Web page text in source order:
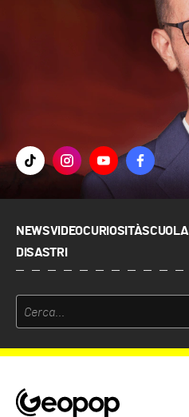
NEWSVIDEOCURIOSITÀSCUOLA
DISASTRI